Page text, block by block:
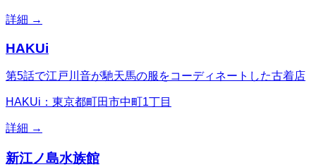
詳細 →
HAKUi
第5話で江戸川音が馳天馬の服をコーディネートした古着店
HAKUi：東京都町田市中町1丁目
詳細 →
新江ノ島水族館